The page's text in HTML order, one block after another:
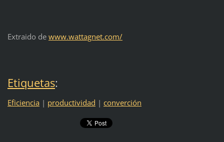
Extraido de www.wattagnet.com/
Etiquetas:
Eficiencia | productividad | converción